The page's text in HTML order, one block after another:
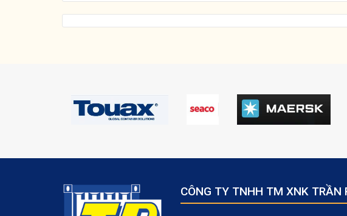
CÔNG TY TNHH TM XNK TRẦN